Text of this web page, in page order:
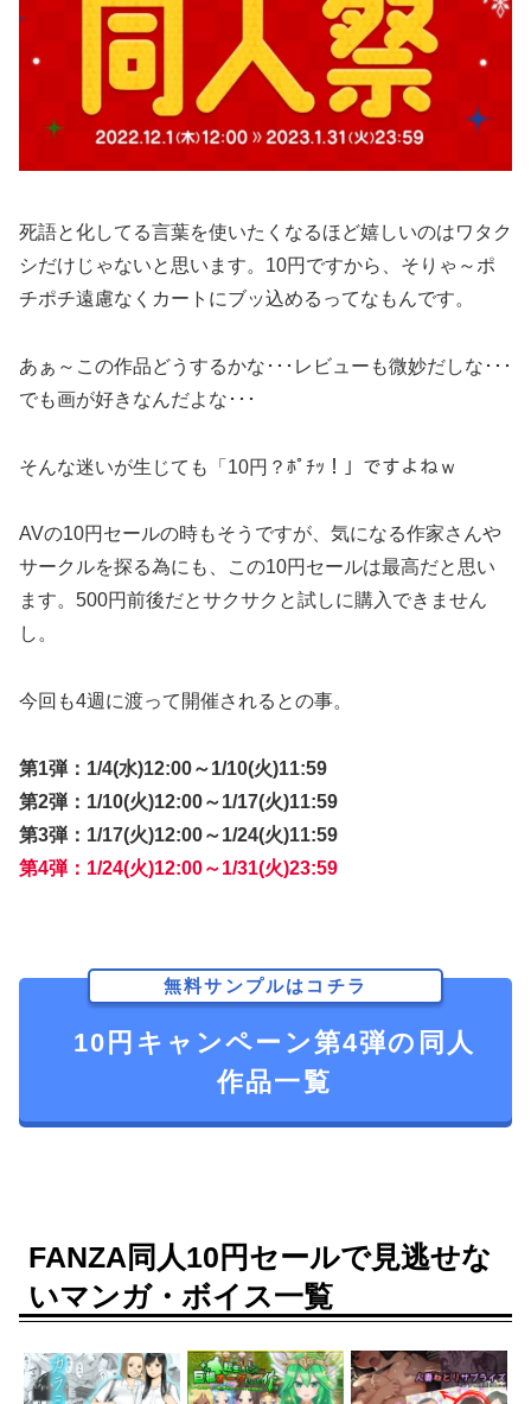
死語と化してる言葉を使いたくなるほど嬉しいのはワタク
シだけじゃないと思います。10円ですから、そりゃ～ポ
チポチ遠慮なくカートにブッ込めるってなもんです。
あぁ～この作品どうするかな･･･レビューも微妙だしな･･･
でも画が好きなんだよな･･･
そんな迷いが生じても「10円？ﾎﾟﾁｯ！」ですよねｗ
AVの10円セールの時もそうですが、気になる作家さんや
サークルを探る為にも、この10円セールは最高だと思い
ます。500円前後だとサクサクと試しに購入できません
し。
今回も4週に渡って開催されるとの事。
第1弾：1/4(水)12:00～1/10(火)11:59
第2弾：1/10(火)12:00～1/17(火)11:59
第3弾：1/17(火)12:00～1/24(火)11:59
第4弾：1/24(火)12:00～1/31(火)23:59
無料サンプルはコチラ
10円キャンペーン第4弾の同人
作品一覧
FANZA同人10円セールで見逃せな
いマンガ・ボイス一覧